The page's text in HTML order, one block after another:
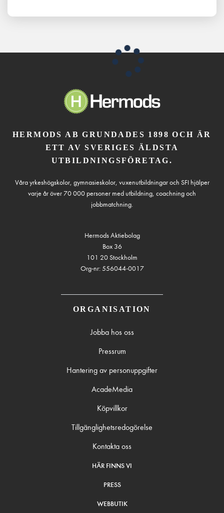
HERMODS AB GRUNDADES 1898 OCH ÄR
ETT AV SVERIGES ÄLDSTA
UTBILDNINGSFÖRETAG.
Våra yrkeshögskolor, gymnasieskolor, vuxenutbildningar och SFI hjälper
varje år över 70 000 personer med utbildning, coachning och
jobbmatchning.
Hermods Aktiebolag
Box 36
101 20 Stockholm
Org-nr: 556044-0017
ORGANISATION
Jobba hos oss
Pressrum
Hantering av personuppgifter
AcadeMedia
Köpvillkor
Tillgänglighetsredogörelse
Kontakta oss
HÄR FINNS VI
PRESS
WEBBUTIK